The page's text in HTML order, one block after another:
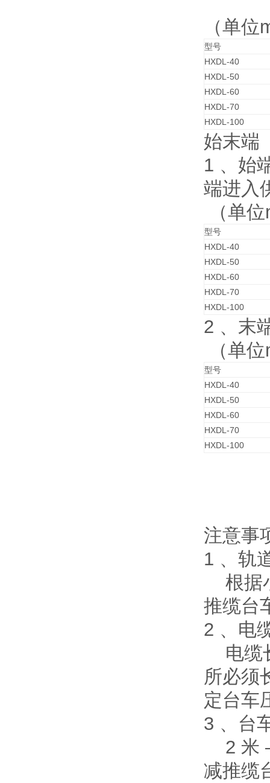
（单位
型号
HXDL-40
HXDL-50
HXDL-60
HXDL-70
HXDL-100
始末端
1 、始
端进入
（单
型号
HXDL-40
HXDL-50
HXDL-60
HXDL-70
HXDL-100
2 、末
（单
型号
HXDL-40
HXDL-50
HXDL-60
HXDL-70
HXDL-100
注意事
1 、轨
根据
推缆台
2 、电
电缆
所必须
定台车
3 、台
2 米
减推缆